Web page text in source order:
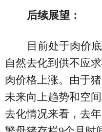
后续展望：
目前处于肉价
自然去化到供不应
肉价格上涨。由于
未来向上趋势和空
去化情况来看，去